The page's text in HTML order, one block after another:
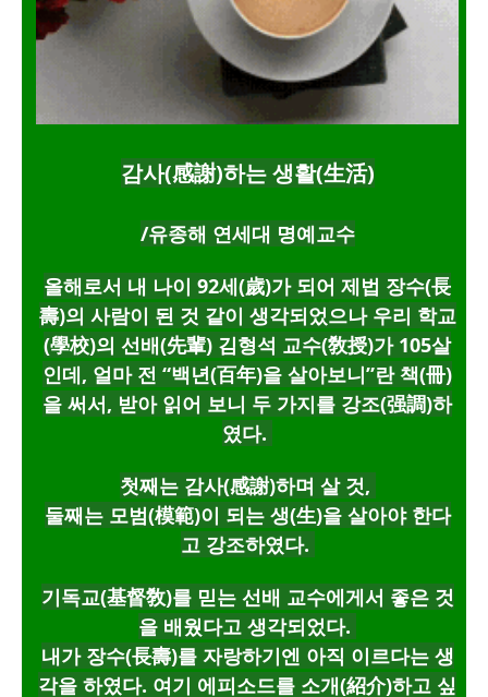
감사(感謝)하는 생활(生活)
/유종해 연세대 명예교수
올해로서 내 나이 92세(歲)가 되어 제법 장수(長
壽)의 사람이 된 것 같이 생각되었으나 우리 학교
(學校)의 선배(先輩) 김형석 교수(敎授)가 105살
인데, 얼마 전 “백년(百年)을 살아보니”란 책(冊)
을 써서, 받아 읽어 보니 두 가지를 강조(强調)하
였다.
첫째는 감사(感謝)하며 살 것,
둘째는 모범(模範)이 되는 생(生)을 살아야 한다
고 강조하였다.
기독교(基督敎)를 믿는 선배 교수에게서 좋은 것
을 배웠다고 생각되었다.
내가 장수(長壽)를 자랑하기엔 아직 이르다는 생
각을 하였다. 여기 에피소드를 소개(紹介)하고 싶